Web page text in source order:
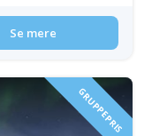
Se mere
GRUPPEPRIS